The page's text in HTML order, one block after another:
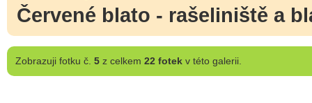
Červené blato - rašeliniště a
Zobrazujifotku č. 5z celkem 22 fotekv této galerii.